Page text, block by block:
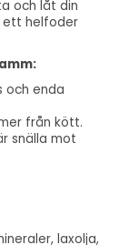
och låt din
ett helfoder
och enda
från kött.
snälla mot
laxolja,